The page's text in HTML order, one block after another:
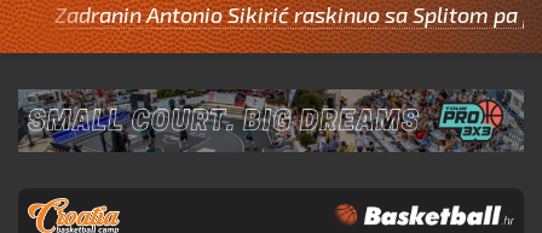
Antonio Sikirić raskinuo sa Splitom pa potpisao